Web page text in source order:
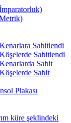
Sabitlendi
Sabitlendi
Sabit
Sabit
Plakası
küre şeklindeki